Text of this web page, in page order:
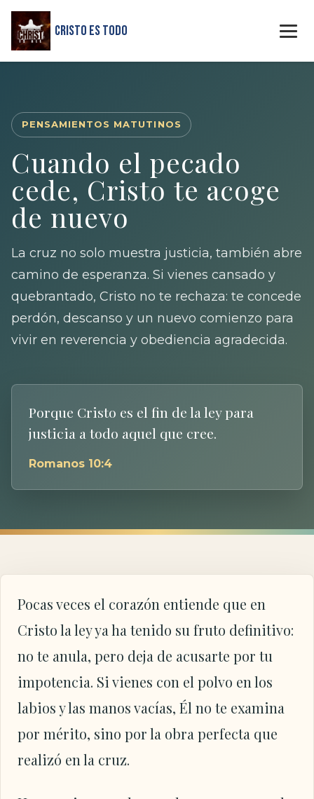
Cristo Es Todo
PENSAMIENTOS MATUTINOS
Cuando el pecado
cede, Cristo te acoge
de nuevo
La cruz no solo muestra justicia, también abre
camino de esperanza. Si vienes cansado y
quebrantado, Cristo no te rechaza: te concede
perdón, descanso y un nuevo comienzo para
vivir en reverencia y obediencia agradecida.
Porque Cristo es el fin de la ley para
justicia a todo aquel que cree.
Romanos 10:4
Pocas veces el corazón entiende que en
Cristo la ley ya ha tenido su fruto definitivo:
no te anula, pero deja de acusarte por tu
impotencia. Si vienes con el polvo en los
labios y las manos vacías, Él no te examina
por mérito, sino por la obra perfecta que
realizó en la cruz.